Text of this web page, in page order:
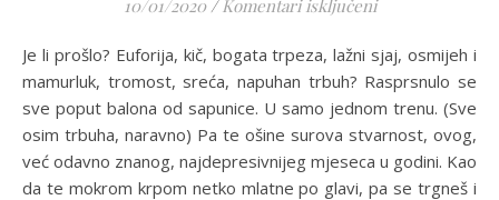
10/01/2020 / Komentari isključeniza Veganske
Je li prošlo? Euforija, kič, bogata trpeza, lažni sjaj, osmijeh i
mamurluk, tromost, sreća, napuhan trbuh? Rasprsnulo se
sve poput balona od sapunice. U samo jednom trenu. (Sve
osim trbuha, naravno) Pa te ošine surova stvarnost, ovog,
već odavno znanog, najdepresivnijeg mjeseca u godini. Kao
da te mokrom krpom netko mlatne po glavi, pa se trgneš i